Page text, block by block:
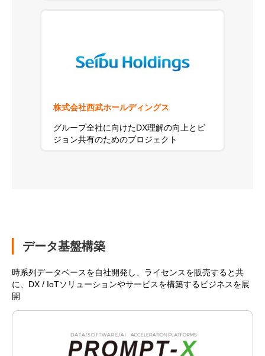
株式会社西武ホールディングス
グループ全社に向けたDX理解の向上とビ
ジョン共有のためのプロジェクト
データ基盤構築
時系列データベースを自社開発し、ライセンスを販売すると共
に、DX / IoTソリューションやサービスを構築するビジネスを展
開